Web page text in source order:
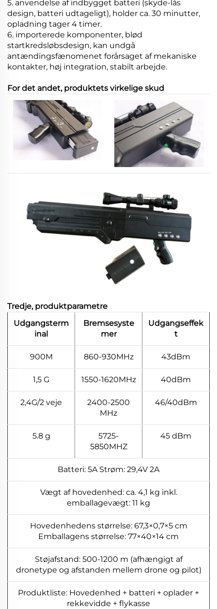
5. anvendelse af indbygget batteri (skyde-lås
design, batteri udtageligt), holder ca. 30 minutter,
opladning tager 4 timer.
6. importerede komponenter, blød
startkredsløbsdesign, kan undgå
antændingsfænomenet forårsaget af mekaniske
kontakter, høj integration, stabilt arbejde.
For det andet, produktets virkelige skud
Tredje, produktparametre
Udgangsterm
inal
Bremsesyste
mer
Udgangseffek
t
900M 860-930MHz 43dBm
1,5 G 1550-1620MHz 40dBm
2,4G/2 veje
2400-2500
MHz
46/40dBm
5.8 g
5725-
5850MHZ
45 dBm
Batteri: 5A Strøm: 29,4V 2A
Vægt af hovedenhed: ca. 4,1 kg inkl.
emballagevægt: 11 kg
Hovedenhedens størrelse: 67,3×0,7×5 cm
Emballagens størrelse: 77×40×14 cm
Støjafstand: 500-1200 m (afhængigt af
dronetype og afstanden mellem drone og pilot)
Produktliste: Hovedenhed + batteri + oplader +
rekkevidde + flykasse